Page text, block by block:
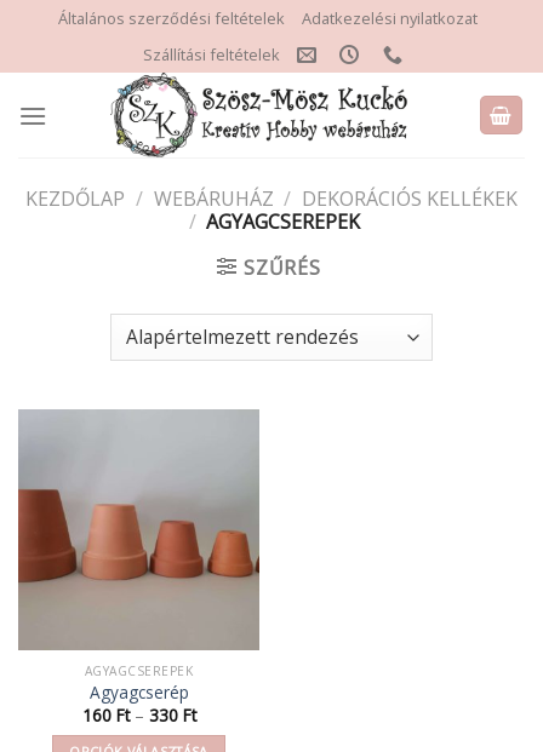
content
Általános szerződési feltételek
Adatkezelési nyilatkozat
Szállítási feltételek
KEZDŐLAP / WEBÁRUHÁZ / DEKORÁCIÓS KELLÉKEK
/ AGYAGCSEREPEK
SZŰRÉS
AGYAGCSEREPEK
Agyagcserép
160 Ft – 330 FtÁrtartomány:
160 Ft
-